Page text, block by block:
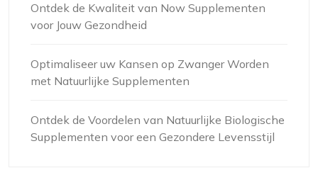
Ontdek de Kwaliteit van Now Supplementen
voor Jouw Gezondheid
Optimaliseer uw Kansen op Zwanger Worden
met Natuurlijke Supplementen
Ontdek de Voordelen van Natuurlijke Biologische
Supplementen voor een Gezondere Levensstijl